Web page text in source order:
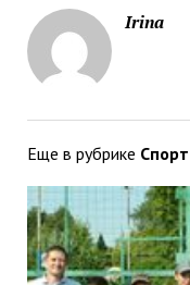
Irina
Еще в рубрике Спорт